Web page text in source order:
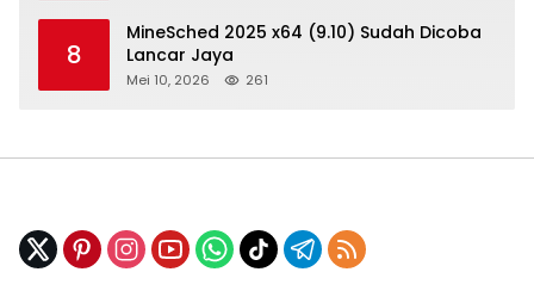
8
MineSched 2025 x64 (9.10) Sudah Dicoba
Lancar Jaya
Mei 10, 2026 261